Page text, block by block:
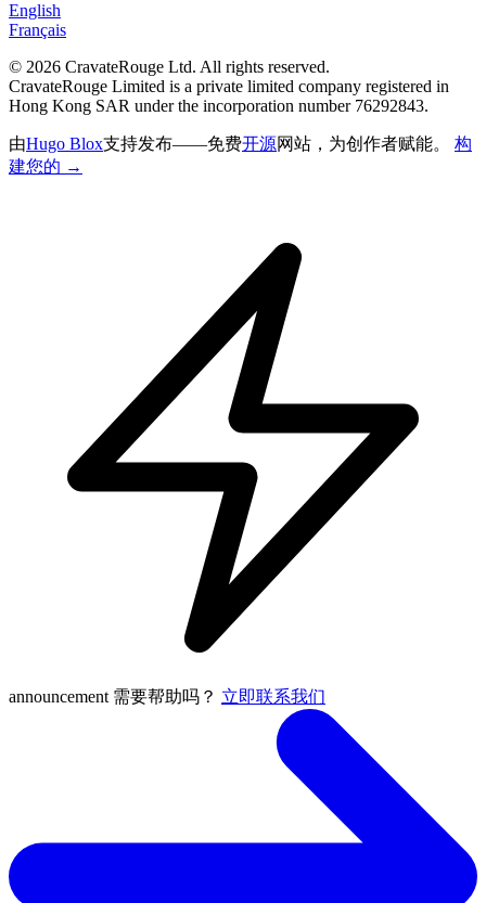
English
Français
© 2026 CravateRouge Ltd. All rights reserved.
CravateRouge Limited is a private limited company registered in
Hong Kong SAR under the incorporation number 76292843.
由Hugo Blox支持发布——免费开源网站，为创作者赋能。 构
建您的 →
announcement 需要帮助吗？ 立即联系我们